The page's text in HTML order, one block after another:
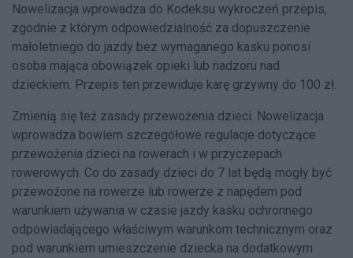
Nowelizacja wprowadza do Kodeksu wykroczeń przepis,
zgodnie z którym odpowiedzialność za dopuszczenie
małoletniego do jazdy bez wymaganego kasku ponosi
osoba mająca obowiązek opieki lub nadzoru nad
dzieckiem. Przepis ten przewiduje karę grzywny do 100 zł.
Zmienią się też zasady przewożenia dzieci. Nowelizacja
wprowadza bowiem szczegółowe regulacje dotyczące
przewożenia dzieci na rowerach i w przyczepach
rowerowych. Co do zasady dzieci do 7 lat będą mogły być
przewożone na rowerze lub rowerze z napędem pod
warunkiem używania w czasie jazdy kasku ochronnego
odpowiadającego właściwym warunkom technicznym oraz
pod warunkiem umieszczenie dziecka na dodatkowym